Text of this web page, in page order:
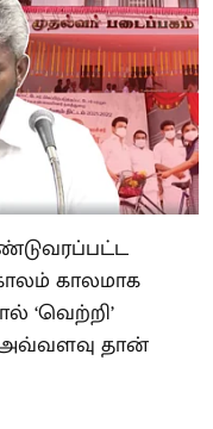
காலமாக
‘வெற்றி’
அவ்வளவு தான்